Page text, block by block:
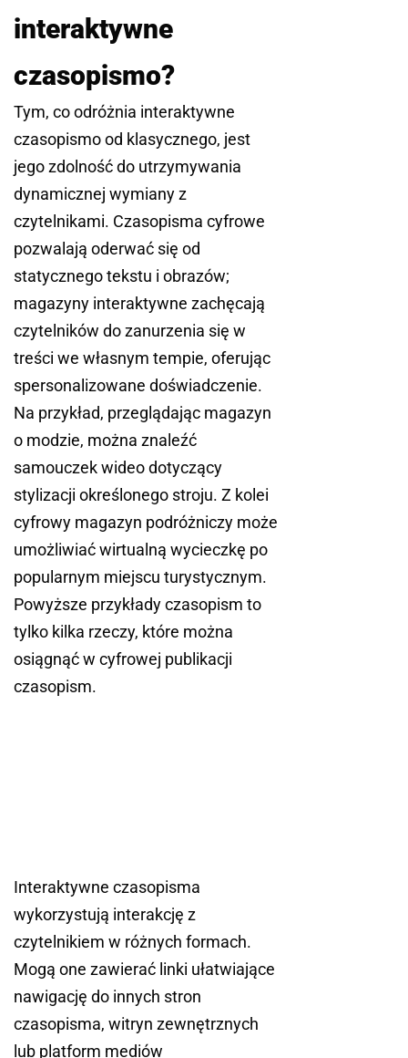
interaktywne
czasopismo?
Tym, co odróżnia interaktywne
czasopismo od klasycznego, jest
jego zdolność do utrzymywania
dynamicznej wymiany z
czytelnikami. Czasopisma cyfrowe
pozwalają oderwać się od
statycznego tekstu i obrazów;
magazyny interaktywne zachęcają
czytelników do zanurzenia się w
treści we własnym tempie, oferując
spersonalizowane doświadczenie.
Na przykład, przeglądając magazyn
o modzie, można znaleźć
samouczek wideo dotyczący
stylizacji określonego stroju. Z kolei
cyfrowy magazyn podróżniczy może
umożliwiać wirtualną wycieczkę po
popularnym miejscu turystycznym.
Powyższe przykłady czasopism to
tylko kilka rzeczy, które można
osiągnąć w cyfrowej publikacji
czasopism.
Interaktywne czasopisma
wykorzystują interakcję z
czytelnikiem w różnych formach.
Mogą one zawierać linki ułatwiające
nawigację do innych stron
czasopisma, witryn zewnętrznych
lub platform mediów